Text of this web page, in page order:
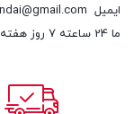
ایمیل
ما 24 ساعته 7 روز هفته پاسخگوی شما هستیم.